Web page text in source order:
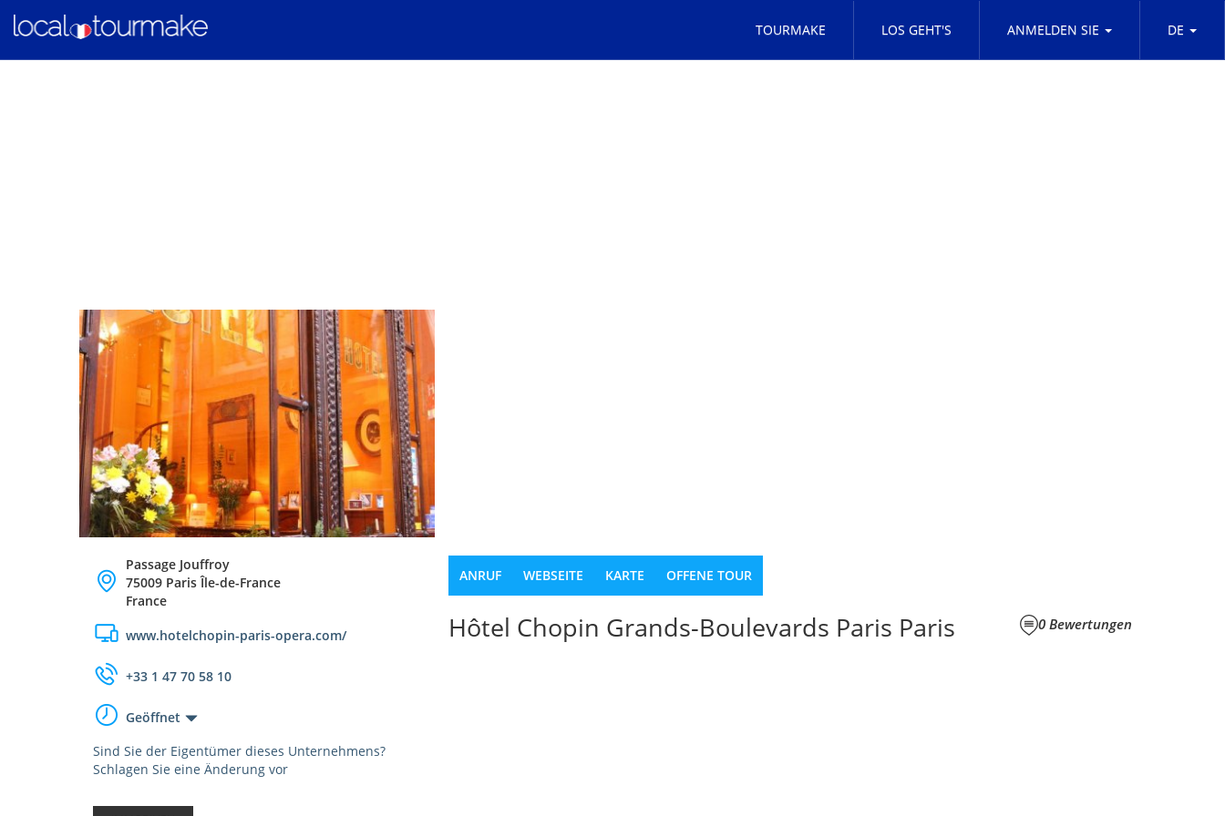
TOURMAKE LOS GEHT'S ANMELDEN SIE DE
Passage Jouffroy
75009 Paris Île-de-France
France
www.hotelchopin-paris-opera.com/
+33 1 47 70 58 10
Geöffnet
Sind Sie der Eigentümer dieses Unternehmens?
Schlagen Sie eine Änderung vor
ANRUF WEBSEITE KARTE OFFENE TOUR
0 Bewertungen
Hôtel Chopin Grands-Boulevards Paris Paris